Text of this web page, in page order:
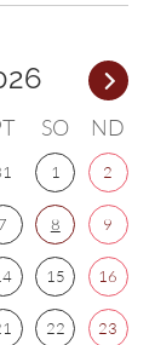
SO ND
1 2
7 8 9
15 16
22 23